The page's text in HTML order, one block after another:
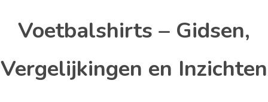
Voetbalshirts – Gidsen,
Vergelijkingen en Inzichten